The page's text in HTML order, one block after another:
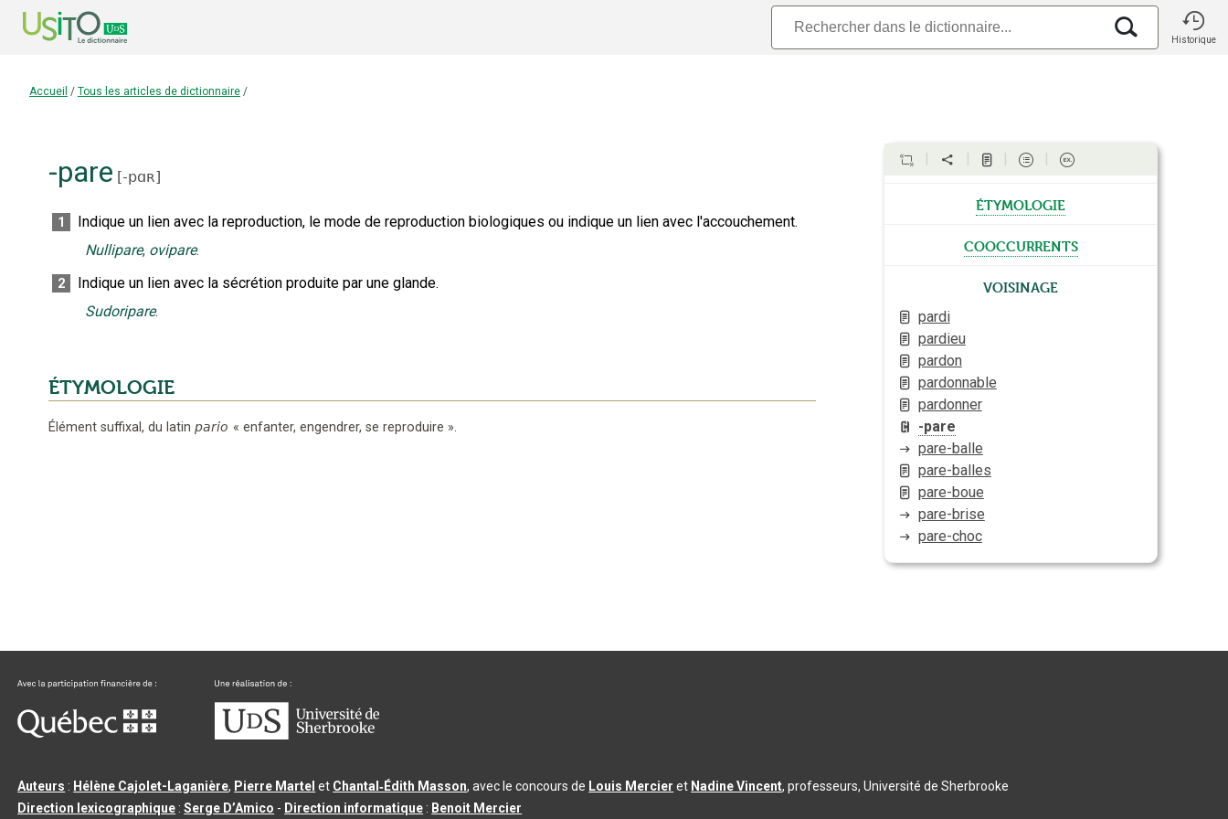
Historique
Accueil / Tous les articles de dictionnaire /
-pare [-pɑʀ]
1
Indique un lien avec la reproduction, le mode de reproduction biologiques ou indique un lien avec l'accouchement.
Nullipare, ovipare.
2
Indique un lien avec la sécrétion produite par une glande.
Sudoripare.
ÉTYMOLOGIE
Élément suffixal, du latin pario « enfanter, engendrer, se reproduire ».
étymologie
cooccurrents
Voisinage
pardi
pardieu
pardon
pardonnable
pardonner
-pare
pare-balle
pare-balles
pare-boue
pare-brise
pare-choc
Auteurs : Hélène Cajolet-Laganière, Pierre Martel et Chantal‑Édith Masson, avec le concours de Louis Mercier et Nadine Vincent, professeurs, Université de Sherbrooke
Direction lexicographique :Serge D’Amico - Direction informatique : Benoit Mercier